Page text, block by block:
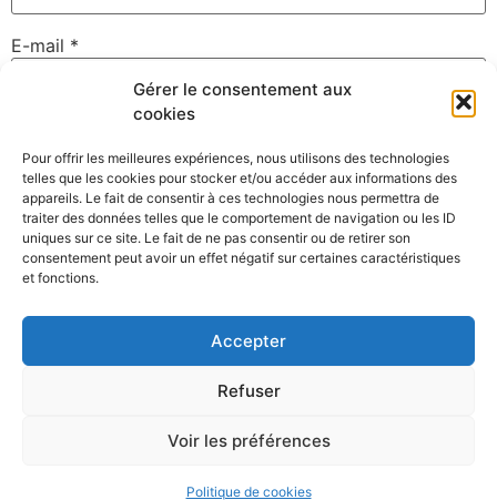
Gérer le consentement aux
cookies
Pour offrir les meilleures expériences, nous utilisons des technologies
telles que les cookies pour stocker et/ou accéder aux informations des
appareils. Le fait de consentir à ces technologies nous permettra de
traiter des données telles que le comportement de navigation ou les ID
uniques sur ce site. Le fait de ne pas consentir ou de retirer son
consentement peut avoir un effet négatif sur certaines caractéristiques
et fonctions.
Accepter
Refuser
Voir les préférences
Politique de cookies
E-mail *
Enregistrer mon nom, mon e-mail et mon site dans le
navigateur pour mon prochain commentaire.